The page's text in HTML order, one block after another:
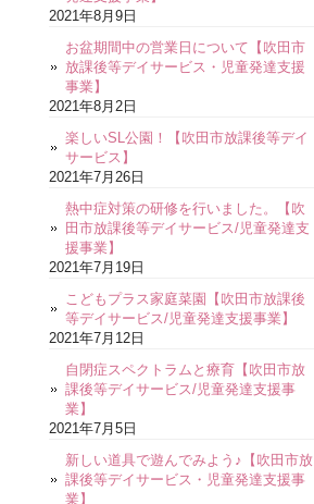
2021年8月9日
お盆期間中の営業日について【吹田市
放課後等デイサービス・児童発達支援
事業】
2021年8月2日
楽しいSL公園！【吹田市放課後等デイ
サービス】
2021年7月26日
熱中症対策の研修を行いました。【吹
田市放課後等デイサービス/児童発達支
援事業】
2021年7月19日
こどもプラス家庭菜園【吹田市放課後
等デイサービス/児童発達支援事業】
2021年7月12日
自閉症スペクトラムと療育【吹田市放
課後等デイサービス/児童発達支援事
業】
2021年7月5日
新しい道具で遊んでみよう♪【吹田市放
課後等デイサービス・児童発達支援事
業】